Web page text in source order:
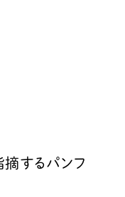
するパンフ